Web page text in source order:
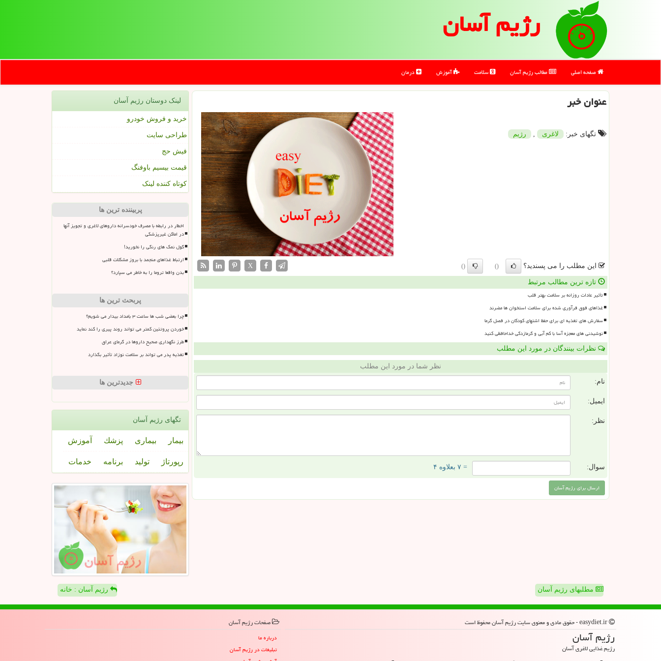
رژیم آسان
صفحه اصلی مطالب رژیم آسان سلامت آموزش درمان
عنوان خبر
تگهای خبر: لاغری , رژیم
این مطلب را می پسندید؟ ()
()
X
تازه ترین مطالب مرتبط
تأثیر عادات روزانه بر سلامت بهتر قلب
غذاهای فوق فرآوری شده برای سلامت استخوان ها مضرند
سفارش های تغذیه ای برای حفظ اشتهای کودکان در فصل گرما
نوشیدنی های معجزه آسا با کم آبی و گرمازدگی خداحافظی کنید
نظرات بینندگان در مورد این مطلب
نظر شما در مورد این مطلب
نام:
ایمیل:
نظر:
سوال: = ۷ بعلاوه ۴
لینک دوستان رژیم آسان
خرید و فروش خودرو
طراحی سایت
فیش حج
قیمت بیسیم باوفنگ
کوتاه کننده لینک
پربیننده ترین ها
اخطار در رابطه با مصرف خودسرانه داروهای لاغری و تجویز آنها
در اماکن غیرپزشکی
گول نمک های رنگی را نخورید!
ارتباط غذاهای منجمد با بروز مشکلات قلبی
بدن واقعا تروما را به خاطر می سپارد؟
پربحث ترین ها
چرا بعضی شب ها ساعت ۳ بامداد بیدار می شویم؟
خوردن پروتئین کمتر می تواند روند پیری را کند نماید
طرز نگهداری صحیح داروها در گرمای عراق
تغذیه پدر می تواند بر سلامت نوزاد تأثیر بگذارد
جدیدترین ها
تگهای رژیم آسان
بیمار بیماری پزشك آموزش
رپورتاژ تولید برنامه خدمات
مطلبهای رژیم آسان رژیم آسان : خانه
رژیم آسان
رژیم غذایی لاغری آسان
صفحات رژیم آسان
درباره ما
تبلیغات در رژیم آسان